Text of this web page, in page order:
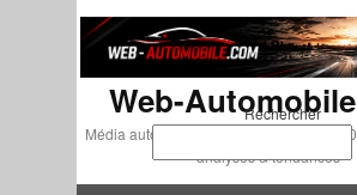
Rechercher
Web-
Média automobile indépendant depuis
analyses & tendances